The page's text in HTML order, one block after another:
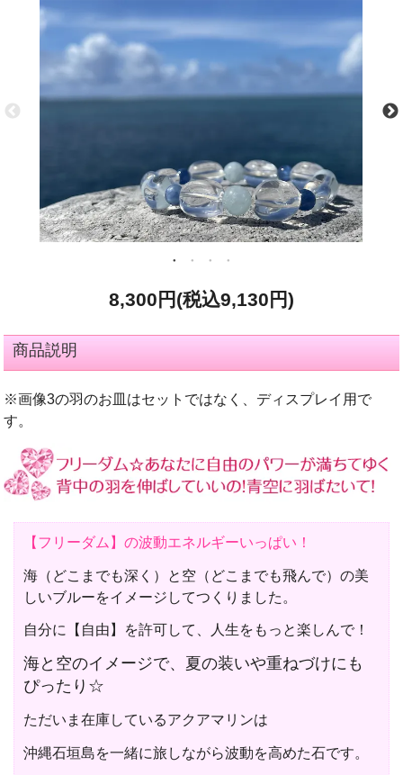
8,300円(税込9,130円)
商品説明
※画像3の羽のお皿はセットではなく、ディスプレイ用で
す。
【フリーダム】の波動エネルギーいっぱい！
海（どこまでも深く）と空（どこまでも飛んで）の美
しいブルーをイメージしてつくりました。
自分に【自由】を許可して、人生をもっと楽しんで！
海と空のイメージで、夏の装いや重ねづけにも
ぴったり☆
ただいま在庫しているアクアマリンは
沖縄石垣島を一緒に旅しながら波動を高めた石です。